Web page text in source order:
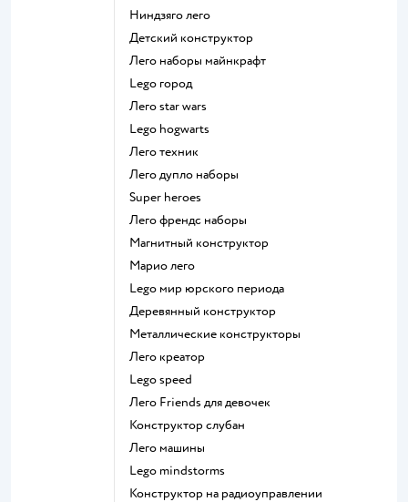
Ниндзяго лего
Детский конструктор
Лего наборы майнкрафт
Lego город
Лего star wars
Lego hogwarts
Лего техник
Лего дупло наборы
Super heroes
Лего френдс наборы
Магнитный конструктор
Марио лего
Lego мир юрского периода
Деревянный конструктор
Металлические конструкторы
Лего креатор
Lego speed
Лего Friends для девочек
Конструктор слубан
Лего машины
Lego mindstorms
Конструктор на радиоуправлении